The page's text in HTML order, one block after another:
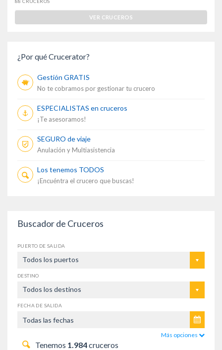
VER CRUCEROS
¿Por qué Crucerator?
Gestión GRATIS
No te cobramos por gestionar tu crucero
ESPECIALISTAS en cruceros
¡Te asesoramos!
SEGURO de viaje
Anulación y Multiasistencia
Los tenemos TODOS
¡Encuéntra el crucero que buscas!
Buscador de Cruceros
PUERTO DE SALIDA
Todos los puertos
DESTINO
Todos los destinos
FECHA DE SALIDA
Más opciones
Tenemos 1.984cruceros